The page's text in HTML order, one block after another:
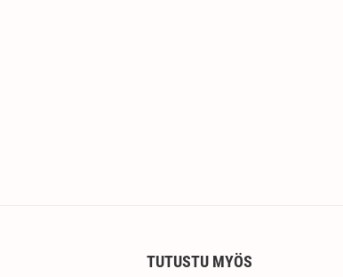
TUTUSTU MYÖS